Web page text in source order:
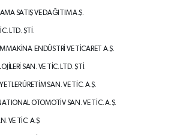
SATIŞVE DAĞITIM A.Ş.
LTD. ŞTİ.
MAKİNA ENDÜSTRİ VE TİCARET A.Ş.
SAN. VE TİC. LTD. ŞTİ.
ÜRETİM SAN. VE TİC. A.Ş.
OTOMOTİV SAN. VE TİC. A.Ş.
VE TİC. A.Ş.